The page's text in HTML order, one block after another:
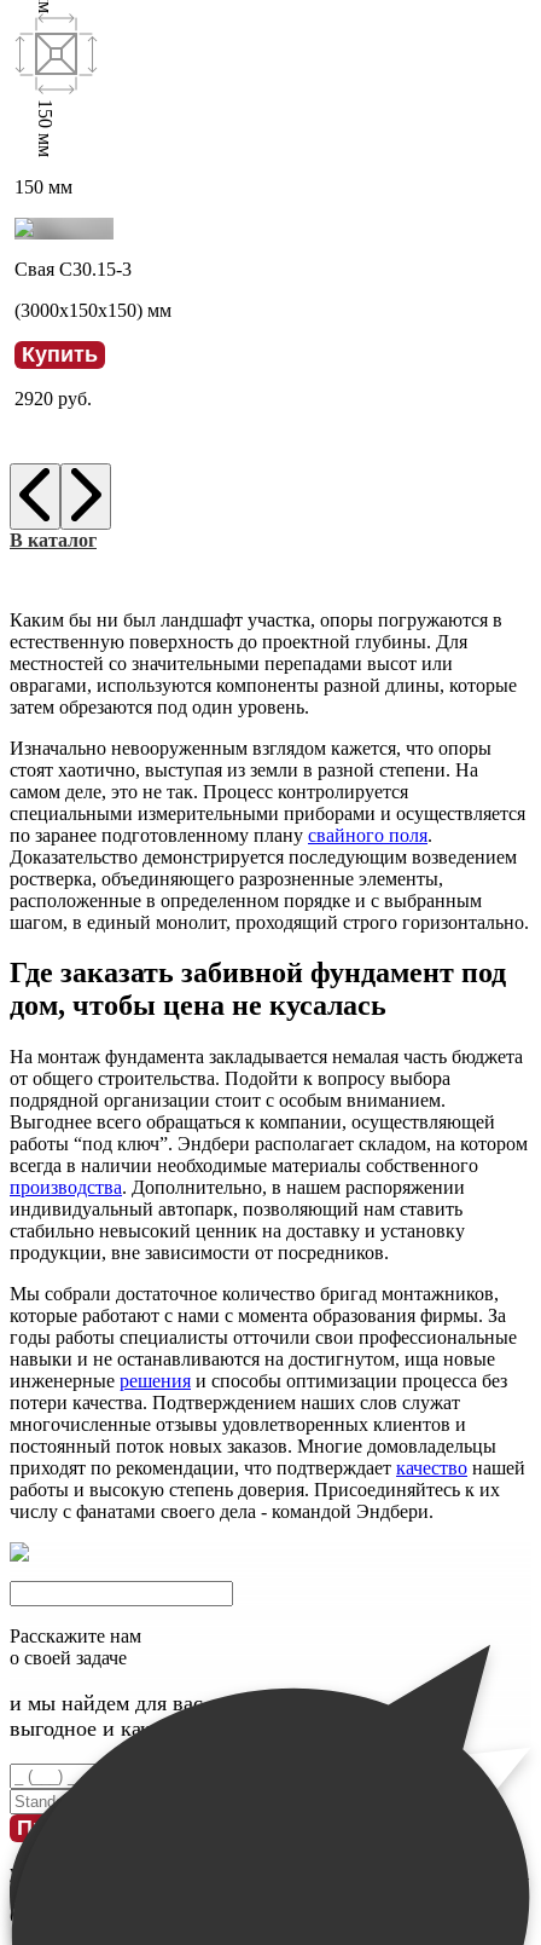
150
мм
150 мм
Свая С30.15-3
(3000x150x150) мм
Купить
2920 руб.
В каталог
Каким бы ни был ландшафт участка, опоры погружаются в
естественную поверхность до проектной глубины. Для
местностей со значительными перепадами высот или
оврагами, используются компоненты разной длины, которые
затем обрезаются под один уровень.
Изначально невооруженным взглядом кажется, что опоры
стоят хаотично, выступая из земли в разной степени. На
самом деле, это не так. Процесс контролируется
специальными измерительными приборами и осуществляется
по заранее подготовленному плану свайного поля.
Доказательство демонстрируется последующим возведением
ростверка, объединяющего разрозненные элементы,
расположенные в определенном порядке и с выбранным
шагом, в единый монолит, проходящий строго горизонтально.
Где заказать забивной фундамент под
дом, чтобы цена не кусалась
На монтаж фундамента закладывается немалая часть бюджета
от общего строительства. Подойти к вопросу выбора
подрядной организации стоит с особым вниманием.
Выгоднее всего обращаться к компании, осуществляющей
работы “под ключ”. Эндбери располагает складом, на котором
всегда в наличии необходимые материалы собственного
производства. Дополнительно, в нашем распоряжении
индивидуальный автопарк, позволяющий нам ставить
стабильно невысокий ценник на доставку и установку
продукции, вне зависимости от посредников.
Мы собрали достаточное количество бригад монтажников,
которые работают с нами с момента образования фирмы. За
годы работы специалисты отточили свои профессиональные
навыки и не останавливаются на достигнутом, ища новые
инженерные решения и способы оптимизации процесса без
потери качества. Подтверждением наших слов служат
многочисленные отзывы удовлетворенных клиентов и
постоянный поток новых заказов. Многие домовладельцы
приходят по рекомендации, что подтверждает качество нашей
работы и высокую степень доверия. Присоединяйтесь к их
числу с фанатами своего дела - командой Эндбери.
Расскажите нам
о своей задаче
и мы найдем для вас максимально
выгодное и качественное решение
Проконсультироваться
у меня
бюджет